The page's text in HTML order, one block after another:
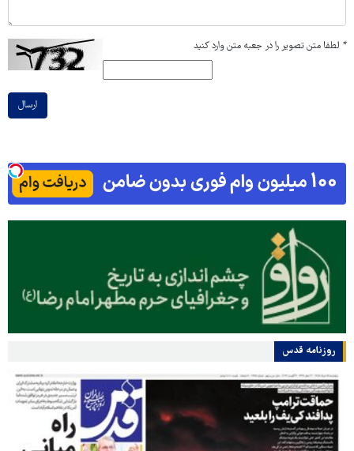
* لطفا متن تصویر را در جعبه متن وارد کنید
ارسال
روزنامه قدس